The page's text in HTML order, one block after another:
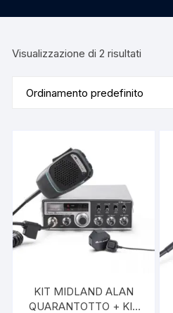
Visualizzazione di 2 risultati
KIT MIDLAND ALAN
QUARANTOTTO + KIT